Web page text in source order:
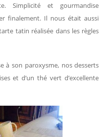
Simplicité et gourmandise
finalement. Il nous était aussi
tatin réalisée dans les règles
à son paroxysme, nos desserts
et d’un thé vert d’excellente